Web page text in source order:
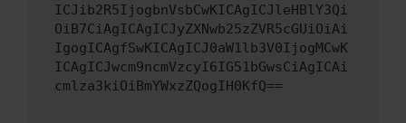
ICJib2R5IjogbnVsbCwKICAgICJleHBlY3Qi
OiB7CiAgICAgICJyZXNwb25zZVR5cGUiOiAi
IgogICAgfSwKICAgICJ0aW1lb3V0IjogMCwK
ICAgICJwcm9ncmVzcyI6IG51bGwsCiAgICAi
cmlza3kiOiBmYWxzZQogIH0KfQ==